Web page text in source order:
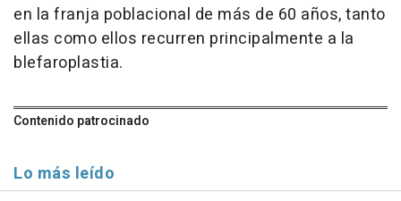
en la franja poblacional de más de 60 años, tanto
ellas como ellos recurren principalmente a la
blefaroplastia.
Contenido patrocinado
Lo más leído